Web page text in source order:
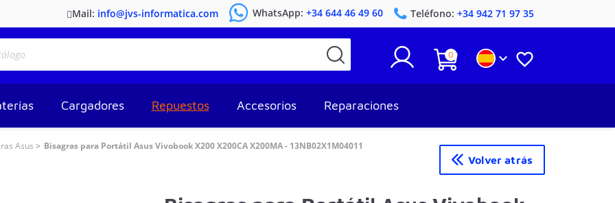
Mail: info@jvs-informatica.com WhatsApp:+34 644 46 49 60 Teléfono: +34 942 71 97 35
0  
Cargadores Repuestos Accesorios Reparaciones
Asus Bisagras para Portátil Asus Vivobook X200 X200CA X200MA - 13NB02X1M04011
Volver atrás